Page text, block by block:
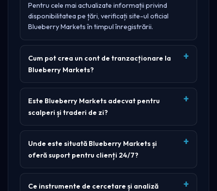
Pentru cele mai actualizate informații privind
disponibilitatea pe țări, verificați site-ul oficial
Blueberry Marketsîn timpul înregistrării.
Cum pot crea un cont de tranzacționare la
Blueberry Markets?
Este Blueberry Markets adecvat pentru
scalperi și traderi de zi?
Unde este situată Blueberry Markets și
oferă suport pentru clienți 24/7?
Ce instrumente de cercetare și analiză